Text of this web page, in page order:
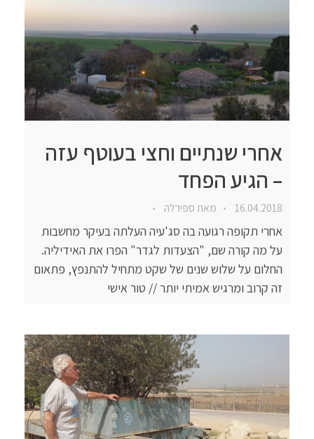
אחרי שנתיים וחצי בעוטף עזה
– הגיע הפחד
16.04.2018 מאתספירלה
אחרי תקופה רגועה בה סג'עיה העלתה בעיקר מחשבות
על מה קורה שם, "הצעדות לגדר" הפרו את האידיליה.
החלום על שלוש שנים של שקט מתחיל להתנפץ, פתאום
זה קרוב ומרגיש אמיתי יותר // טור אישי